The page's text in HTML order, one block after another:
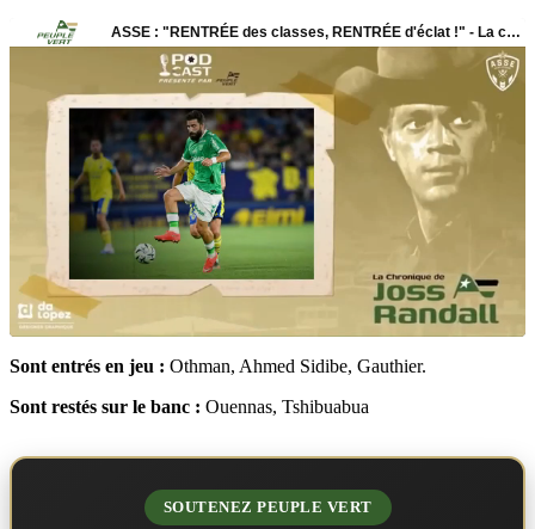
Sont entrés en jeu : Othman, Ahmed Sidibe, Gauthier.
Sont restés sur le banc : Ouennas, Tshibuabua
SOUTENEZ PEUPLE VERT